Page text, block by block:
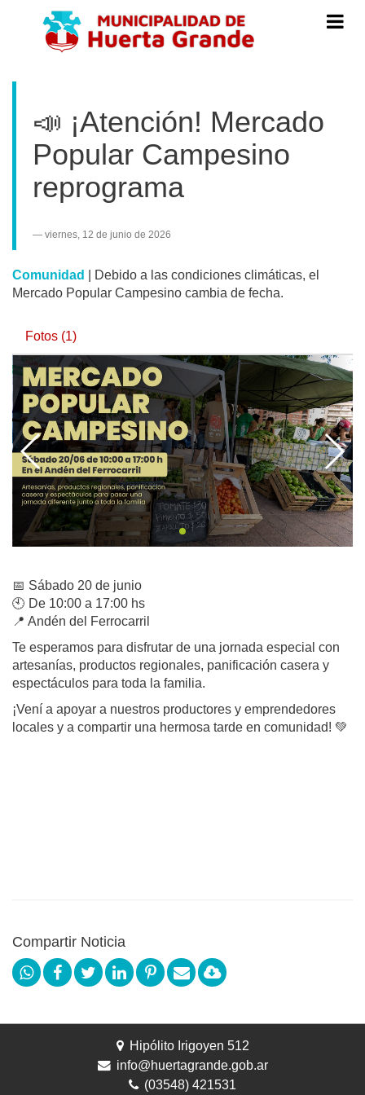
Menú
de
📣 ¡Atención! Mercado
Popular Campesino
reprograma
viernes, 12 de junio de 2026
Comunidad
Debido a las condiciones climáticas, el
Mercado Popular Campesino cambia de fecha.
Fotos (1)
📅 Sábado 20 de junio
🕙 De 10:00 a 17:00 hs
📍 Andén del Ferrocarril
Te esperamos para disfrutar de una jornada especial con
artesanías, productos regionales, panificación casera y
espectáculos para toda la familia.
¡Vení a apoyar a nuestros productores y emprendedores
locales y a compartir una hermosa tarde en comunidad! 💚
Compartir Noticia
Hipólito Irigoyen 512
info@huertagrande.gob.ar
(03548) 421531